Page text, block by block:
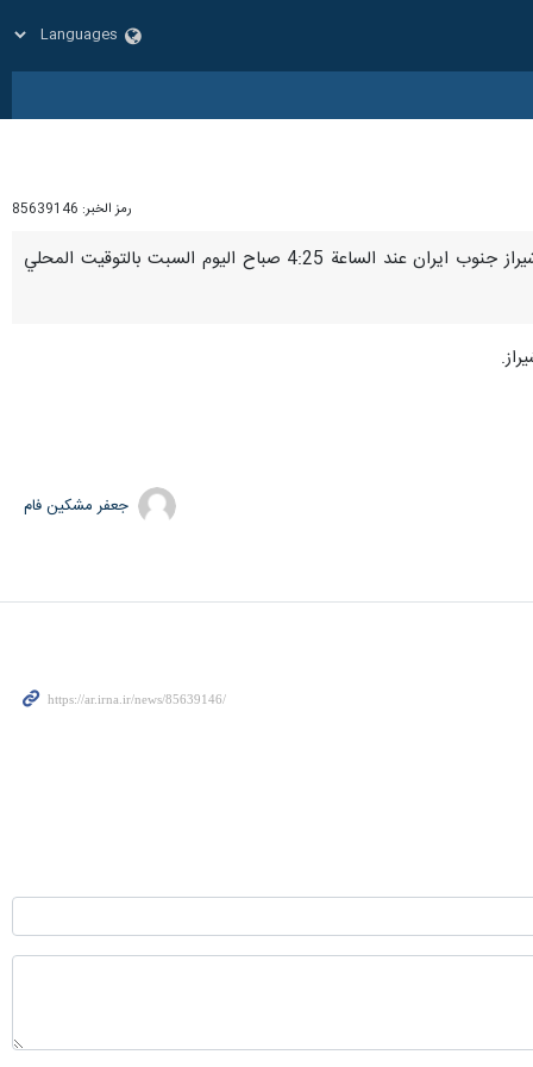
رمز الخبر: 85639146
شيراز / 26 تشرين الاول/ اكتوبر/ارنا- خلافا لادعاءات وسائل إعلام أجنبية، لم يسمع صوت أي انفجار في مدينة شيراز جنوب ايران عند الساعة 4:25 صباح اليوم السبت بالتوقيت المحلي
جعفر مشکین فام